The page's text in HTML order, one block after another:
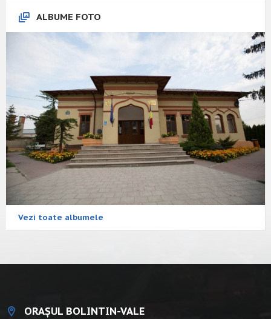
ALBUME FOTO
Vezi toate albumele
ORAȘUL BOLINTIN-VALE